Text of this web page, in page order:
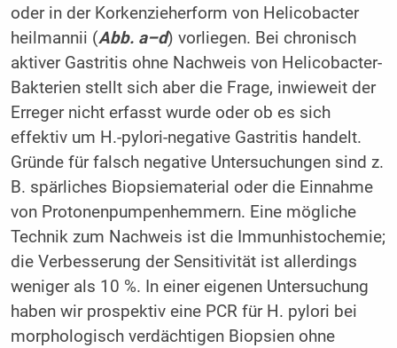
oder in der Korkenzieherform von Helicobacter
heilmannii (Abb. a–d) vorliegen. Bei chronisch
aktiver Gastritis ohne Nachweis von Helicobacter-
Bakterien stellt sich aber die Frage, inwieweit der
Erreger nicht erfasst wurde oder ob es sich
effektiv um H.-pylori-negative Gastritis handelt.
Gründe für falsch negative Untersuchungen sind z.
B. spärliches Biopsiematerial oder die Einnahme
von Protonenpumpenhemmern. Eine mögliche
Technik zum Nachweis ist die Immunhistochemie;
die Verbesserung der Sensitivität ist allerdings
weniger als 10 %. In einer eigenen Untersuchung
haben wir prospektiv eine PCR für H. pylori bei
morphologisch verdächtigen Biopsien ohne